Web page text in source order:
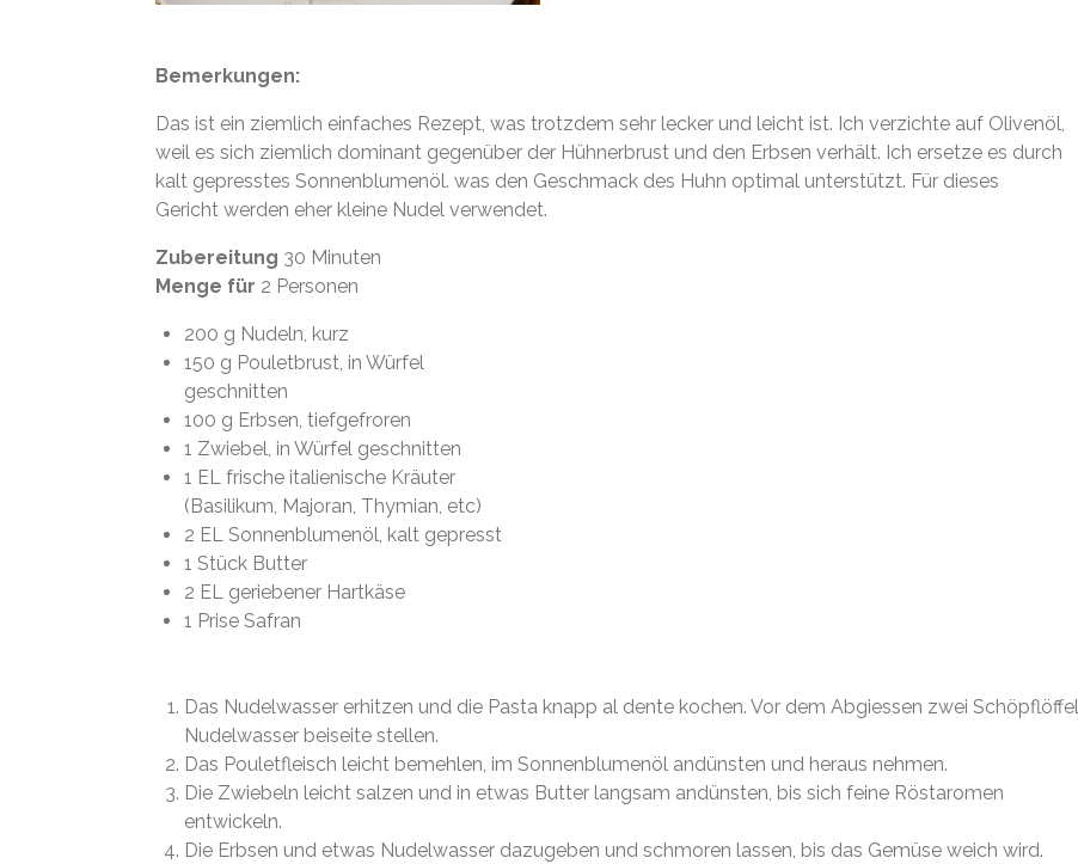
Bemerkungen:
Das ist ein ziemlich einfaches Rezept, was trotzdem sehr lecker und leicht ist. Ich verzichte auf Olivenöl,
weil es sich ziemlich dominant gegenüber der Hühnerbrust und den Erbsen verhält. Ich ersetze es durch
kalt gepresstes Sonnenblumenöl. was den Geschmack des Huhn optimal unterstützt. Für dieses
Gericht werden eher kleine Nudel verwendet.
Zubereitung 30 Minuten
Menge für 2 Personen
200 g Nudeln, kurz
150 g Pouletbrust, in Würfel
geschnitten
100 g Erbsen, tiefgefroren
1 Zwiebel, in Würfel geschnitten
1 EL frische italienische Kräuter
(Basilikum, Majoran, Thymian, etc)
2 EL Sonnenblumenöl, kalt gepresst
1 Stück Butter
2 EL geriebener Hartkäse
1 Prise Safran
Das Nudelwasser erhitzen und die Pasta knapp al dente kochen. Vor dem Abgiessen zwei Schöpflöffel
Nudelwasser beiseite stellen.
Das Pouletfleisch leicht bemehlen, im Sonnenblumenöl andünsten und heraus nehmen.
Die Zwiebeln leicht salzen und in etwas Butter langsam andünsten, bis sich feine Röstaromen
entwickeln.
Die Erbsen und etwas Nudelwasser dazugeben und schmoren lassen, bis das Gemüse weich wird.